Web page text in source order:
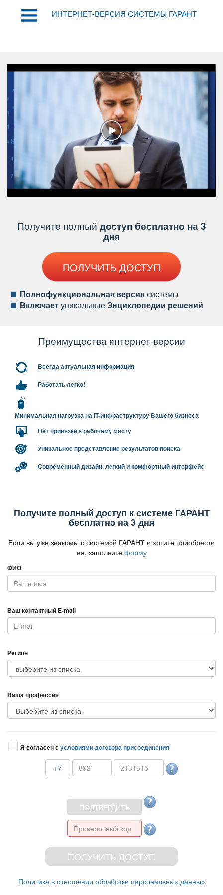
ИНТЕРНЕТ-ВЕРСИЯ СИСТЕМЫ ГАРАНТ
Получите полный доступ бесплатно на 3
дня
ПОЛУЧИТЬ ДОСТУП
Полнофункциональная версиясистемы
ключаетуникальныеЭнциклопедии решений
Преимущества интернет-версии
сегда актуальная информация
Работать легко!
Минимальная нагрузка на IT-инфраструктуру Вашего бизнеса
Нет привязки к рабочему месту
Уникальное представление результатов поиска
Современный дизайн, легкий и комфортный интерфейс
Получите полный доступ к системе ГАРАНТ
есплатно на 3 дня
Если вы уже знакомы с системой ГАРАНТ и хотите приобрести
ее, заполните форму
ФИО
аш контактный E-mail
Регион
аша профессия
Я согласен сусловиями договора присоединения
+7
Политика в отношении обработки персональных данных